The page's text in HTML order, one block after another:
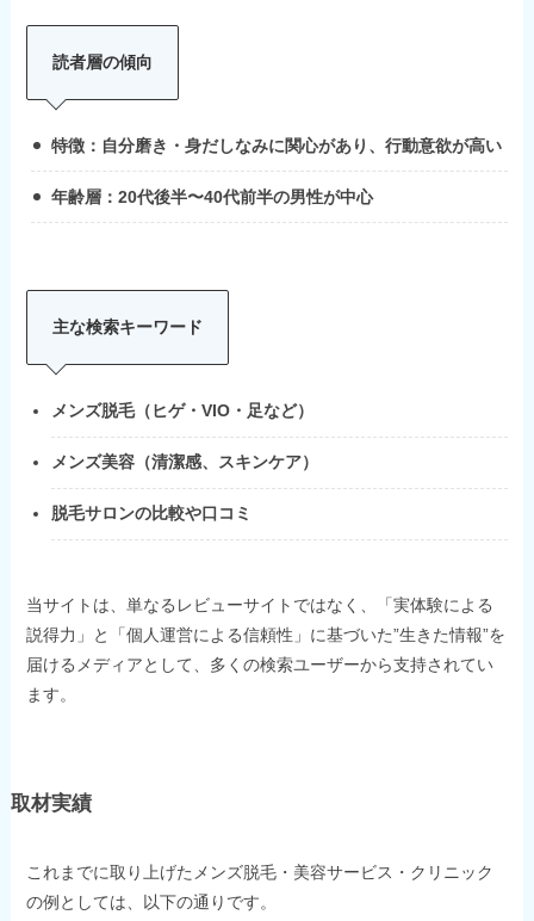
読者層の傾向
特徴：自分磨き・身だしなみに関心があり、行動意欲が高い
年齢層：20代後半〜40代前半の男性が中心
主な検索キーワード
メンズ脱毛（ヒゲ・VIO・足など）
メンズ美容（清潔感、スキンケア）
脱毛サロンの比較や口コミ
当サイトは、単なるレビューサイトではなく、「実体験による
説得力」と「個人運営による信頼性」に基づいた”生きた情報”を
届けるメディアとして、多くの検索ユーザーから支持されてい
ます。
取材実績
これまでに取り上げたメンズ脱毛・美容サービス・クリニック
の例としては、以下の通りです。